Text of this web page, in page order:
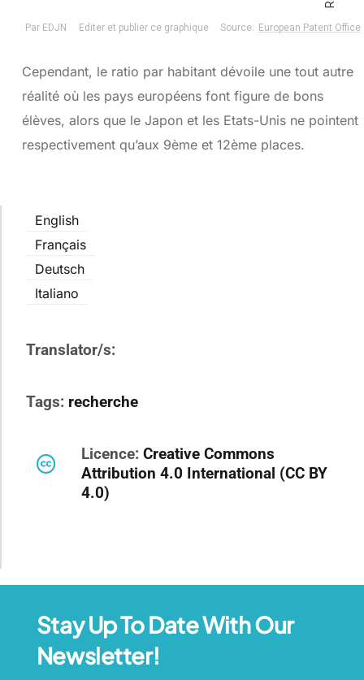
Cependant, le ratio par habitant dévoile une tout autre
réalité où les pays européens font figure de bons
élèves, alors que le Japon et les Etats-Unis ne pointent
respectivement qu’aux 9ème et 12ème places.
English
Français
Deutsch
Italiano
Translator/s:
Tags: recherche
Licence: Creative Commons
Attribution 4.0 International (CC BY
4.0)
Stay Up To Date With Our
Newsletter!